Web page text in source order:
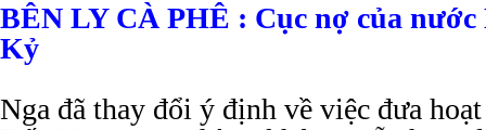
BÊN LY CÀ PHÊ : Cục nợ của nước
Kỷ
Nga đã thay đổi ý định về việc đưa